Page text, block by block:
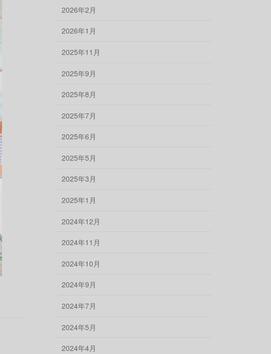
2026年2月
2026年1月
2025年11月
2025年9月
2025年8月
2025年7月
2025年6月
2025年5月
2025年3月
2025年1月
2024年12月
2024年11月
2024年10月
2024年9月
2024年7月
2024年5月
2024年4月